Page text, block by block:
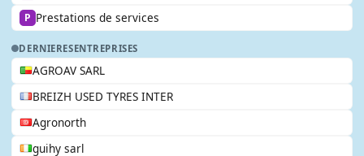
P Prestations de services
DERNIERESENTREPRISES
AGROAV SARL
BREIZH USED TYRES INTER
Agronorth
guihy sarl